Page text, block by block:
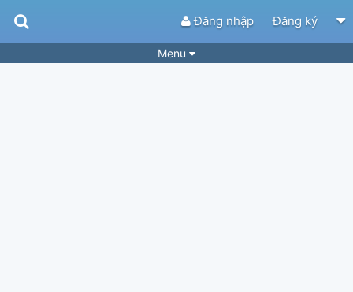
Đăng nhập Đăng ký
Menu